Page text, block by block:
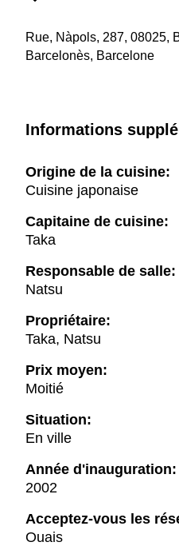
Rue, Nàpols, 287, 08025,
Barcelonès, Barcelone
Informations
Origine de la cuisine:
Cuisine japonaise
Capitaine de cuisine:
Taka
Responsable de salle:
Natsu
Propriétaire:
Taka, Natsu
Prix moyen:
Moitié
Situation:
En ville
Année d'inauguration:
2002
Acceptez-vous les
Ouais